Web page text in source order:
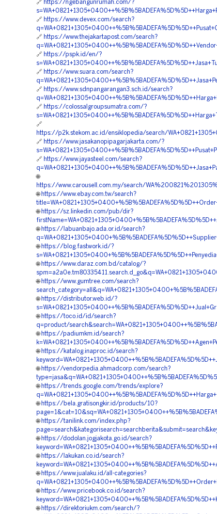
🔗 https://ngebangunrumah.com/?
🔗 https://www.devex.com/search?
🔗 https://www.thejakartapost.com/search?
🔗 https://pspk.id/en/?
🔗 https://www.suara.com/search?
🔗 https://www.sdnpangarangan3.sch.id/search?
🔗 https://colossalgroupsumatra.com/?
🔗
https://p2k.stekom.ac.id/ensiklopedia/search/
🔗 https://www.jasakanopipagarjakarta.com/?
🔗 https://www.jayasteel.com/search?
🌐
https://www.carousell.com.my/search/
🌐 https://www.ebay.com.tw/search?
🌐 https://sz.linkedin.com/pub/dir?
🌐 https://labuanbajo.ada.or.id/search?
🌐 https://blog.fastwork.id/?
🌐 https://www.daraz.com.bd/catalog/?
🌐 https://www.gumtree.com/search?
🌐 https://distributor.web.id/?
🌐 https://toco.id/id/search?
q=product/
🌐 https://padiumkm.id/search?
🌐 https://katalog.inaproc.id/search?
🌐 https://vendorpedia.ahmadcorp.com/search?
🌐 https://trends.google.com/trends/explore?
🌐 https://bela.gratisongkir.id/products/10?
🌐 https://tanilink.com/index.php?
🌐 https://dodolan.jogjakota.go.id/search?
🌐 https://lakukan.co.id/search?
🌐 https://www.jualaku.id/all-categories?
🌐 https://www.pricebook.co.id/search?
🌐 https://direktoriukm.com/search/?